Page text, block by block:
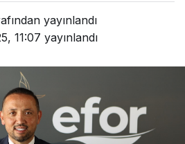
yayınlandı
11:07 yayınlandı